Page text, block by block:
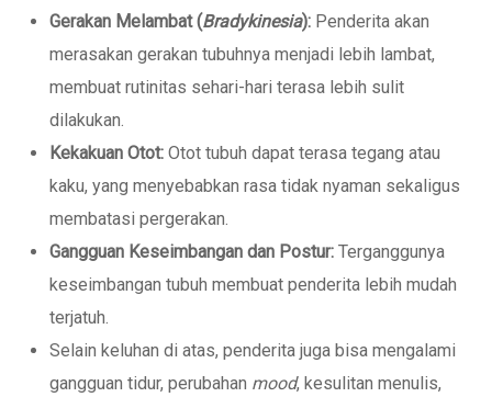
Gerakan Melambat (Bradykinesia): Penderita akan
merasakan gerakan tubuhnya menjadi lebih lambat,
membuat rutinitas sehari-hari terasa lebih sulit
dilakukan.
Kekakuan Otot: Otot tubuh dapat terasa tegang atau
kaku, yang menyebabkan rasa tidak nyaman sekaligus
membatasi pergerakan.
Gangguan Keseimbangan dan Postur: Terganggunya
keseimbangan tubuh membuat penderita lebih mudah
terjatuh.
Selain keluhan di atas, penderita juga bisa mengalami
gangguan tidur, perubahan mood, kesulitan menulis,